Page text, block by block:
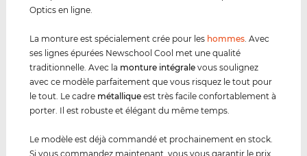
Optics en ligne.
La monture est spécialement crée pour les hommes . Avec
ses lignes épurées Newschool Cool met une qualité
traditionnelle. Avec la monture intégrale vous soulignez
avec ce modèle parfaitement que vous risquez le tout pour
le tout. Le cadre métal lique est très facile confortablement à
porter. Il est robuste et élégant du même temps.
Le modèle est déjà commandé et prochainement en stock.
Si vous commandez maintenant, vous vous garantir le prix